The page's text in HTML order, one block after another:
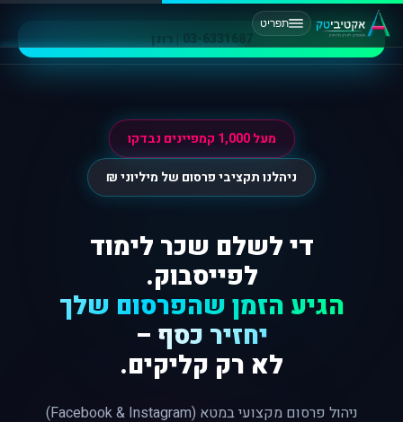
תפריט
03-6331687 | רונן
מעל 1,000 קמפיינים נבדקו
ניהלנו תקציבי פרסום של מיליוני ₪
די לשלם שכר לימוד
לפייסבוק.
הגיע הזמן שהפרסום שלך
יחזיר כסף –
לא רק קליקים.
ניהול פרסום מקצועי במטא (Facebook & Instagram)